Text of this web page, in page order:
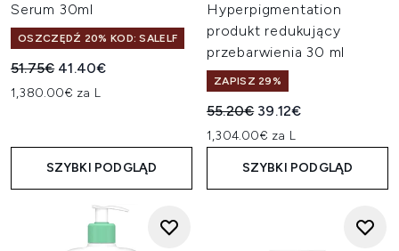
Serum 30ml
OSZCZĘDŹ 20% KOD: SALELF
Sugerowana cena detaliczna:
51.75€ Aktualna cena:
41.40€
1,380.00€ za L
SZYBKI PODGLĄD
Hyperpigmentation
produkt redukujący
przebarwienia 30 ml
ZAPISZ 29%
Sugerowana cena
55.20€ Aktualna cena:
39.12€
1,304.00€ za L
SZYBKI PODGLĄD